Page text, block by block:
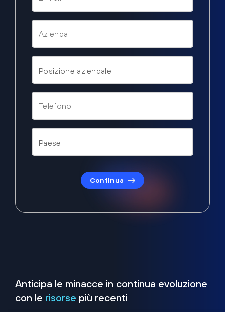
Continua
Anticipa le minacce in continua evoluzione
con le risorse più recenti